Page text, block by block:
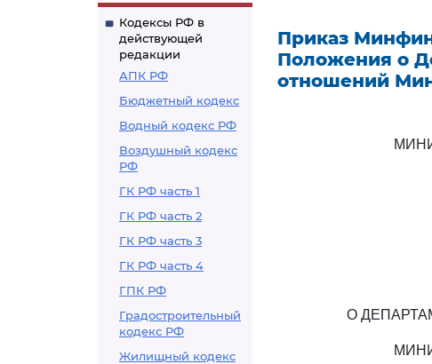
Кодексы РФ в
действующей
редакции
АПК РФ
Бюджетный кодекс
Водный кодекс РФ
Воздушный кодекс
РФ
ГК РФ часть 1
ГК РФ часть 2
ГК РФ часть 3
ГК РФ часть 4
ГПК РФ
Градостроительный
кодекс РФ
Жилищный кодекс
Приказ
Положения о
отношений
О